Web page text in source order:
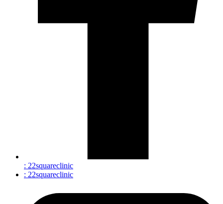
: 22squareclinic
: 22squareclinic